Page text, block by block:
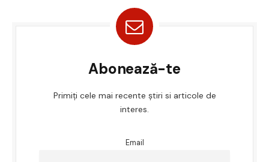
Abonează-te
Primiți cele mai recente știri si articole de
interes.
Email